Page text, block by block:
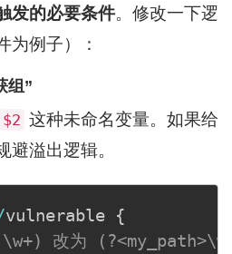
发的必要条件。修改一下逻
为例子）：
组”
$2 这种未命名变量。如果给
避溢出逻辑。
vulnerable {
改为